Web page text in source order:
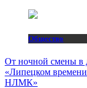
Общество
От ночной смены в
«Липецком
НЛМК»